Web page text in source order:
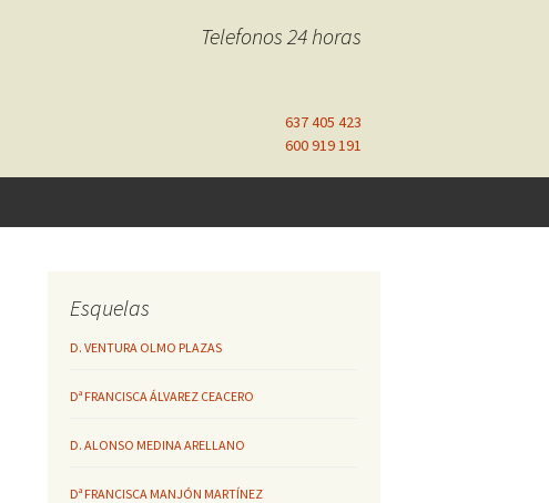
Telefonos 24 horas
637 405 423
600 919 191
Esquelas
D. VENTURA OLMO PLAZAS
Dª FRANCISCA ÁLVAREZ CEACERO
D. ALONSO MEDINA ARELLANO
Dª FRANCISCA MANJÓN MARTÍNEZ